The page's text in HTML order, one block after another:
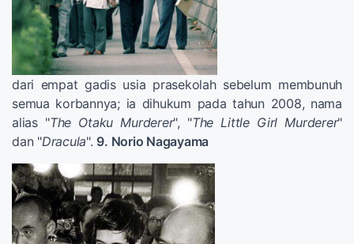
dari empat gadis usia prasekolah sebelum membunuh
semua korbannya; ia dihukum pada tahun 2008, nama
alias "The Otaku Murderer", "The Little Girl Murderer"
dan "Dracula". 9. Norio Nagayama